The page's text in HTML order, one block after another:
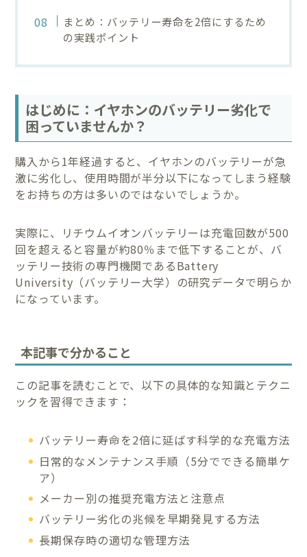
まとめ：バッテリー寿命を2倍にするため
の実践ポイント
はじめに：イヤホンのバッテリー劣化で
困っていませんか？
購入から1年経過すると、イヤホンのバッテリーが急
激に劣化し、使用時間が半分以下になってしまう経験
をお持ちの方は多いのではないでしょうか。
実際に、リチウムイオンバッテリーは充電回数が500
回を超えると容量が約80％まで低下することが、バ
ッテリー技術の専門機関であるBattery
University（バッテリー大学）の研究データで明らか
になっています。
本記事で分かること
この記事を読むことで、以下の具体的な知識とテクニ
ックを習得できます：
バッテリー寿命を2倍に延ばす科学的な充電方法
日常的なメンテナンス手順（5分でできる簡単ケ
ア）
メーカー別の推奨充電方法と注意点
バッテリー劣化の兆候を早期発見する方法
長期保存時の適切な管理方法